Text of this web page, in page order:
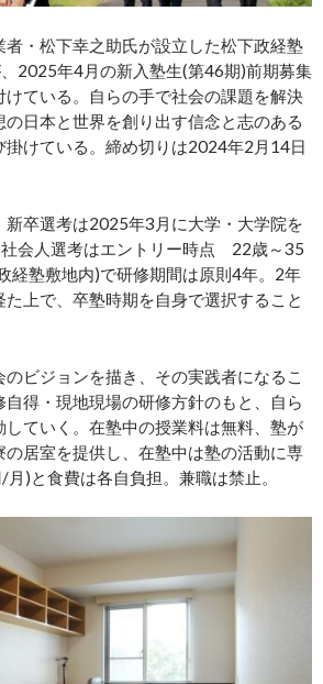
・松下幸之助氏が設立した松下政経塾
2025年4月の新入塾生(第46期)前期募集
ている。自らの手で社会の課題を解決
の日本と世界を創り出す信念と志のある
掛けている。締め切りは2024年2月14日
卒選考は2025年3月に大学・大学院を
会人選考はエントリー時点 22歳～35
経塾敷地内)で研修期間は原則4年。2年
上で、卒塾時期を自身で選択すること
ビジョンを描き、その実践者になるこ
自得・現地現場の研修方針のもと、自ら
ていく。在塾中の授業料は無料、塾が
居室を提供し、在塾中は塾の活動に専
)と食費は各自負担。兼職は禁止。